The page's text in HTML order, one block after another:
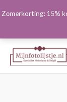
Zomerkorting: 15%
naar